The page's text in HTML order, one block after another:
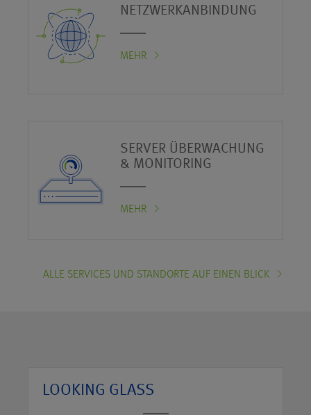
NETZWERKANBINDUNG
MEHR
SERVER ÜBERWACHUNG
& MONITORING
MEHR
ALLE SERVICES UND STANDORTE AUF EINEN BLICK
LOOKING GLASS